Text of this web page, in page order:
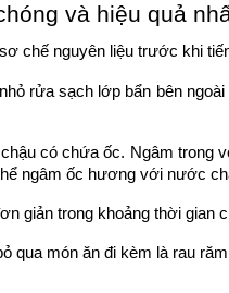
và hiệu quả
chế nguyên liệu trước khi
rửa sạch lớp bẩn bên
có chứa ốc. Ngâm
ngâm ốc hương với nước
giản trong khoảng thời
qua món ăn đi kèm là rau